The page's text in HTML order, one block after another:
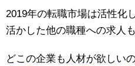
2019年の転職市場は活性化
活かした他の職種への求人
どこの企業も人材が欲しいの